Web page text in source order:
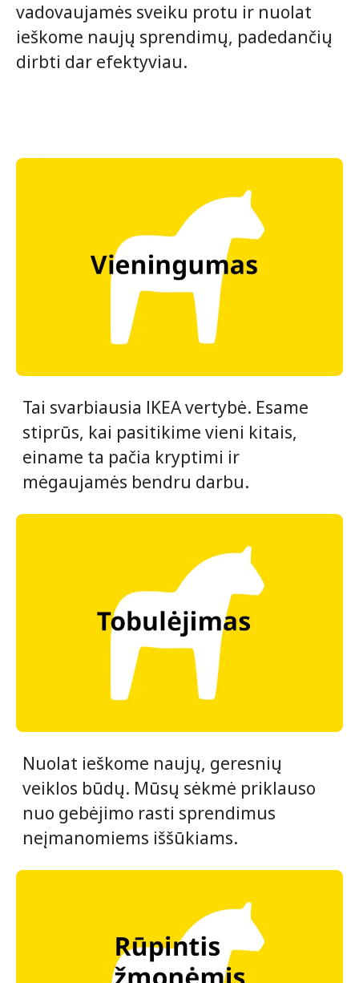
vadovaujamės sveiku protu ir nuolat
ieškome naujų sprendimų, padedančių
dirbti dar efektyviau.
Tai svarbiausia IKEA vertybė. Esame
stiprūs, kai pasitikime vieni kitais,
einame ta pačia kryptimi ir
mėgaujamės bendru darbu.
Nuolat ieškome naujų, geresnių
veiklos būdų. Mūsų sėkmė priklauso
nuo gebėjimo rasti sprendimus
neįmanomiems iššūkiams.